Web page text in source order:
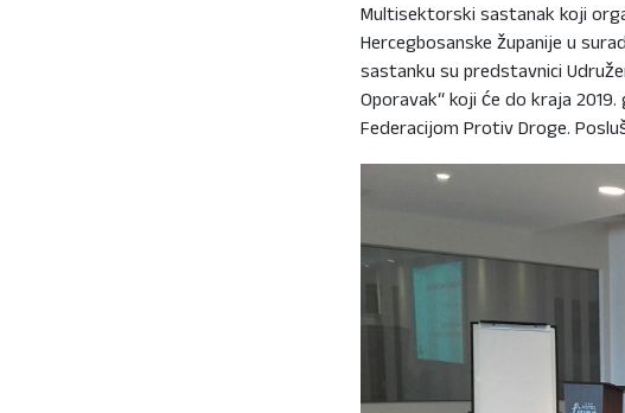
Multisektorski sastanak koji
Hercegbosanske županije u
sastanku su predstavnici
Oporavak“ koji će do kraja
Federacijom Protiv Droge.